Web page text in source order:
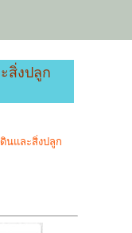
สิ่งปลูก
นและสิ่งปลูก